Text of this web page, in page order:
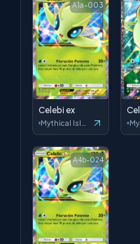
A1a-003
Celebi ex
A4b-024